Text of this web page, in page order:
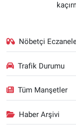
Nöbetçi
Trafik Durumu
Tüm Manşetler
Haber Arşivi